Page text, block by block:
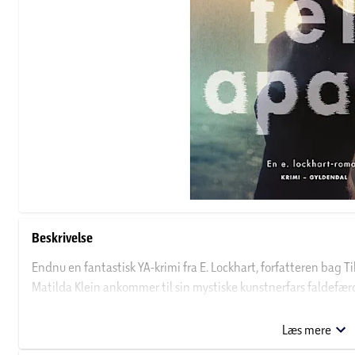
Beskrivelse
Endnu en fantastisk YA-krimi fra E. Lockhart, forfatteren bag
Matilda Klein ankommer til sin mystiske kunstnerfars
som også bor i huset. Meers mor kører husstanden på en ret
Langsomt ryger al kontakt med omverdenen, Matildas far er
Læs mere